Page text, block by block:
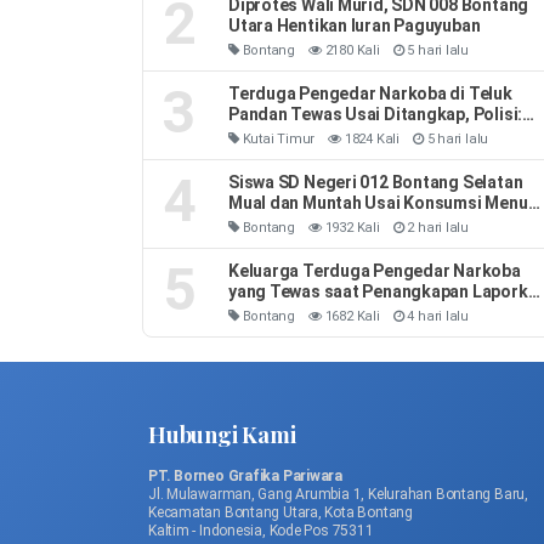
2
Diprotes Wali Murid, SDN 008 Bontang
Utara Hentikan Iuran Paguyuban
Bontang 2180 Kali 5 hari lalu
3
Terduga Pengedar Narkoba di Teluk
Pandan Tewas Usai Ditangkap, Polisi:
Sempat Melawan dan Mengeluh Sesak
Napas
Kutai Timur 1824 Kali 5 hari lalu
4
Siswa SD Negeri 012 Bontang Selatan
Mual dan Muntah Usai Konsumsi Menu
MBG
Bontang 1932 Kali 2 hari lalu
5
Keluarga Terduga Pengedar Narkoba
yang Tewas saat Penangkapan
3 Polisi: Leher Kakak Saya Dipiting
Bontang 1682 Kali 4 hari lalu
Hubungi Kami
PT. Borneo Grafika Pariwara
Jl. Mulawarman, Gang Arumbia 1, Kelurahan Bontang Baru,
Kecamatan Bontang Utara, Kota Bontang
Kaltim - Indonesia, Kode Pos 75311